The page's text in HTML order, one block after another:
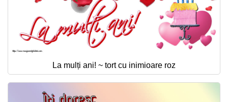
La mulți ani! ~ tort cu inimioare roz